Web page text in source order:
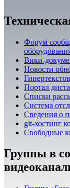
Форум
Вики-
Новости
Портал
Списки
Система
Сведения о
git-хостинг
Свободные
Группы в